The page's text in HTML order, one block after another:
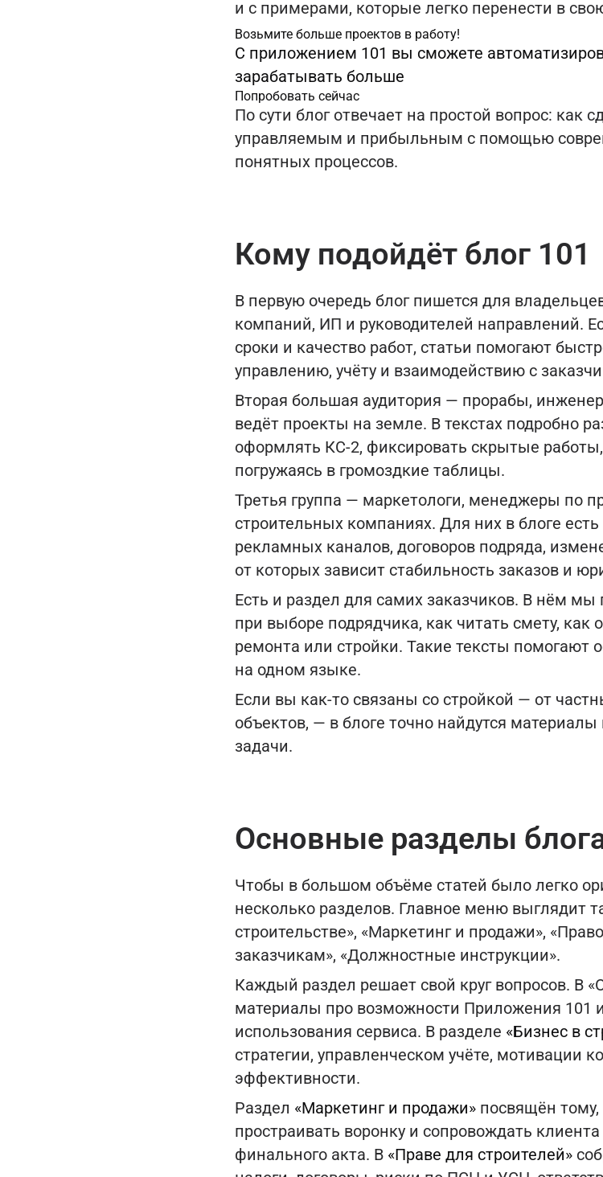
и с примерами, которые легко перенести в
Возьмите больше проектов в работу!
С приложением 101 вы сможете
зарабатывать больше
Попробовать сейчас
По сути блог отвечает на простой вопрос: как
управляемым и прибыльным с помощью
понятных процессов.
Кому подойдёт блог 101
В первую очередь блог пишется для
компаний, ИП и руководителей направлений.
сроки и качество работ, статьи помогают
управлению, учёту и взаимодействию с
Вторая большая аудитория — прорабы,
ведёт проекты на земле. В текстах подробно
оформлять КС-2, фиксировать скрытые работы,
погружаясь в громоздкие таблицы.
Третья группа — маркетологи, менеджеры по
строительных компаниях. Для них в блоге
рекламных каналов, договоров подряда,
от которых зависит стабильность заказов и
Есть и раздел для самих заказчиков. В нём
при выборе подрядчика, как читать смету, как
ремонта или стройки. Такие тексты помогают
на одном языке.
Если вы как-то связаны со стройкой — от
объектов, — в блоге точно найдутся
задачи.
Основные разделы
Чтобы в большом объёме статей было легко
несколько разделов. Главное меню выглядит
строительстве», «Маркетинг и продажи»,
заказчикам», «Должностные инструкции».
Каждый раздел решает свой круг вопросов. В
материалы про возможности Приложения 101
использования сервиса. В разделе «Бизнес в
стратегии, управленческом учёте, мотивации
эффективности.
Раздел «Маркетинг и продажи» посвящён тому,
простраивать воронку и сопровождать
финального акта. В «Праве для строителей»